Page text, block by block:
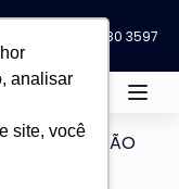
analisar
site, você
0800 580 3597
GRADUAÇÃO